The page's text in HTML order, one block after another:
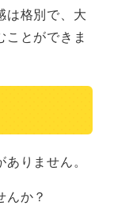
は格別で、大
とができま
りません。
か？